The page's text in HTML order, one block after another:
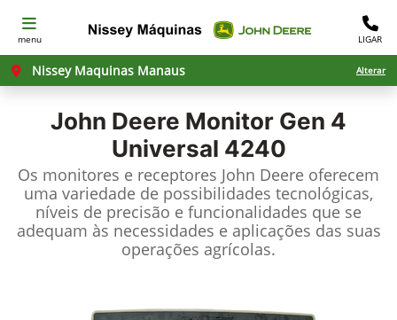
menu LIGAR
Nissey Maquinas Manaus Alterar
John Deere Monitor Gen 4
Universal 4240
Os monitores e receptores John Deere oferecem
uma variedade de possibilidades tecnológicas,
níveis de precisão e funcionalidades que se
adequam às necessidades e aplicações das suas
operações agrícolas.